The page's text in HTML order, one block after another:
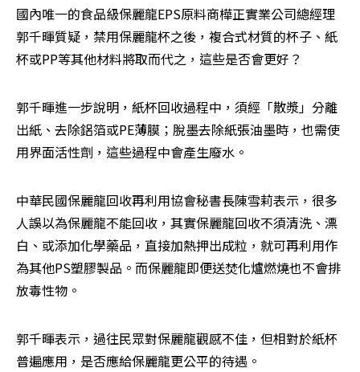
國內唯一的食品級保麗龍EPS原料商樺正實業公司總經理
郭千暉質疑，禁用保麗龍杯之後，複合式材質的杯子、紙
杯或PP等其他材料將取而代之，這些是否會更好？
郭千暉進一步說明，紙杯回收過程中，須經「散漿」分離
出紙、去除鋁箔或PE薄膜；脫墨去除紙張油墨時，也需使
用界面活性劑，這些過程中會產生廢水。
中華民國保麗龍回收再利用協會秘書長陳雪莉表示，很多
人誤以為保麗龍不能回收，其實保麗龍回收不須清洗、漂
白、或添加化學藥品，直接加熱押出成粒，就可再利用作
為其他PS塑膠製品。而保麗龍即便送焚化爐燃燒也不會排
放毒性物。
郭千暉表示，過往民眾對保麗龍觀感不佳，但相對於紙杯
普遍應用，是否應給保麗龍更公平的待遇。